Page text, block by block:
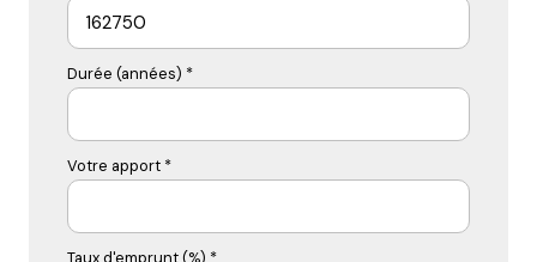
Durée (années) *
Votre apport *
Taux d'emprunt (%) *